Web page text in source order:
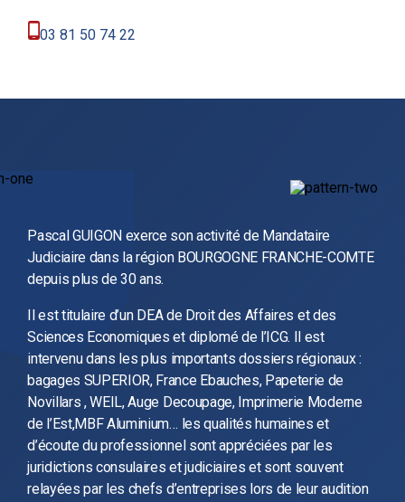
03 81 50 74 22
Pascal GUIGON exerce son activité de Mandataire
Judiciaire dans la région BOURGOGNE FRANCHE-COMTE
depuis plus de 30 ans.
Il est titulaire d’un DEA de Droit des Affaires et des
Sciences Economiques et diplomé de l’ICG. Il est
intervenu dans les plus importants dossiers régionaux :
bagages SUPERIOR, France Ebauches, Papeterie de
Novillars , WEIL, Auge Decoupage, Imprimerie Moderne
de l’Est,MBF Aluminium… les qualités humaines et
d’écoute du professionnel sont appréciées par les
juridictions consulaires et judiciaires et sont souvent
relayées par les chefs d’entreprises lors de leur audition